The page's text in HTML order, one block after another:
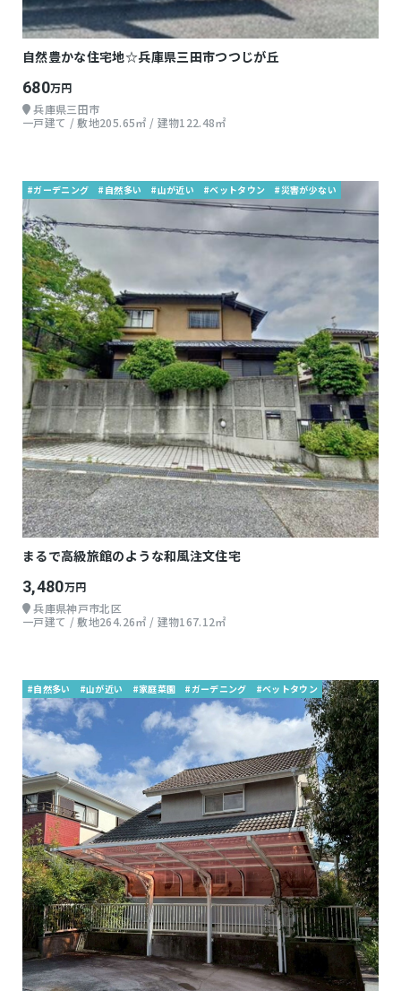
自然豊かな住宅地☆兵庫県三田市つつじが丘
680万円
兵庫県三田市
一戸建て / 敷地205.65㎡ / 建物122.48㎡
#ガーデニング #自然多い #山が近い #ベットタウン #災害が少ない
まるで高級旅館のような和風注文住宅
3,480万円
兵庫県神戸市北区
一戸建て / 敷地264.26㎡ / 建物167.12㎡
#自然多い #山が近い #家庭菜園 #ガーデニング #ベットタウン